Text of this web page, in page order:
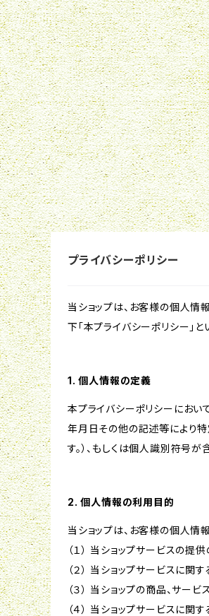
プライバシーポリシー
当ショップは、お客様の個人情
下「本プライバシーポリシー」
1. 個人情報の定義
本プライバシーポリシーにおい
年月日その他の記述等により特
す。）、もしくは個人識別符号
2. 個人情報の利用目的
当ショップは、お客様の個人情
（１） 当ショップサービスの提
（２） 当ショップサービスに関
（３） 当ショップの商品、サー
（４） 当ショップサービスに関